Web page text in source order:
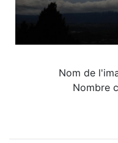
Nom de
Nombre